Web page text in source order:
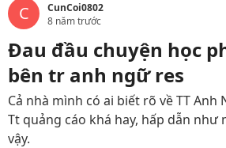
C
CunCoi0802
8 năm trước
Đau đầu chuyện học
bên tr anh ngữ res
Cả nhà mình có ai biết rõ về TT Anh
Tt quảng cáo khá hay, hấp dẫn như
vậy.